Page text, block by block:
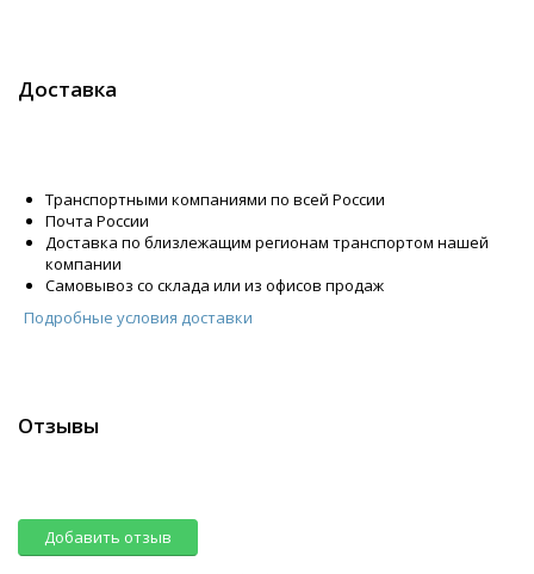
Доставка
Транспортными компаниями по всей России
Почта России
Доставка по близлежащим регионам транспортом нашей
компании
Самовывоз со склада или из офисов продаж
Подробные условия доставки
Отзывы
Добавить отзыв